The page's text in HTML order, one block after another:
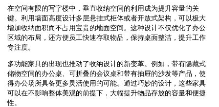
在空间有限的写字楼中，垂直收纳空间的利用成为提升容量的关
键。利用墙面高度设计多层悬挂式柜体或者开放式架构，可以极大
增加收纳面积而不占用宝贵的地面空间。这种设计不仅优化了办公
区域的布局，还方便员工快速存取物品，保持桌面整洁，提升工作
专注度。
多功能家具的出现也推动了收纳设计的新变革。例如，带有隐藏式
储物空间的办公桌、可折叠的会议桌和带有抽屉的沙发等产品，使
得办公场所具备更多灵活使用的可能。通过巧妙的设计，这些家具
可以在不影响整体美观的前提下，大幅提升物品存放的容量和便捷
性。